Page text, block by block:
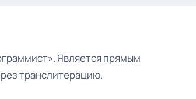
Является прямым
транслитерацию.